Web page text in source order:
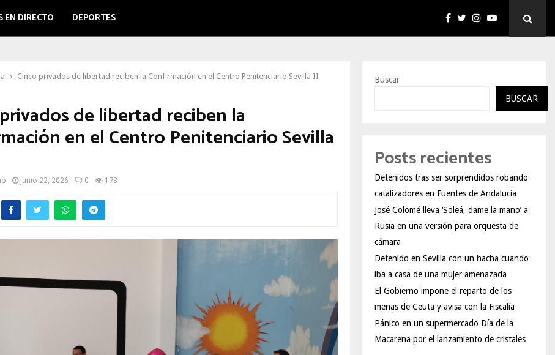
EN DIRECTO DEPORTES
Cinco privados de libertad reciben la Confirmación en el Centro Penitenciario Sevilla II
de libertad reciben la
en el Centro Penitenciario Sevilla
junio 22, 2026 0 173
Buscar
BUSCAR
Posts recientes
Detenidos tras ser sorprendidos robando
catalizadores en Fuentes de Andalucía
José Colomé lleva ‘Soleá, dame la mano’ a
Rusia en una versión para orquesta de
cámara
Detenido en Sevilla con un hacha cuando
iba a casa de una mujer amenazada
El Gobierno impone el reparto de los
menas de Ceuta y avisa con la Fiscalía
Pánico en un supermercado Día de la
Macarena por el lanzamiento de cristales